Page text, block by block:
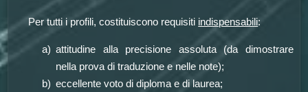
Per tutti i profili, costituiscono requisiti indispensabili:
attitudine alla precisione assoluta (da dimostrare
nella prova di traduzione e nelle note);
eccellente voto di diploma e di laurea;